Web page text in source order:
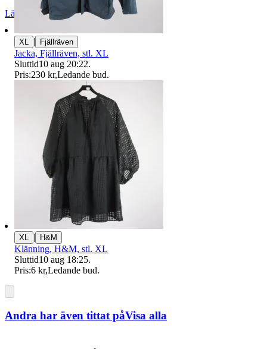
Läs omdömen Följ
XL | Fjällräven
Jacka, Fjällräven, stl. XL
Sluttid10 aug 20:22.
Pris:230 kr,Ledande bud.
XL | H&M
Klänning, H&M, stl. XL
Sluttid10 aug 18:25.
Pris:6 kr,Ledande bud.
Andra har även tittat påVisa alla